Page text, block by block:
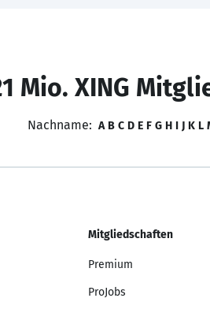
Mio. XING
Nachname: A B C D E F G H I J K L
Mitgliedschaften
Premium
ProJobs